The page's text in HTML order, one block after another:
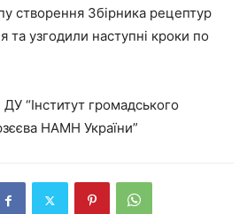
створення Збірника рецептур
та узгодили наступні кроки по
“Інститут громадського
НАМН України”